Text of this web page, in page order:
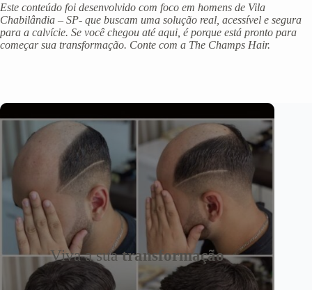
Este conteúdo foi desenvolvido com foco em homens de Vila
Chabilândia – SP- que buscam uma solução real, acessível e segura
para a calvície. Se você chegou até aqui, é porque está pronto para
começar sua transformação. Conte com a The Champs Hair.
Viva a suatransformação